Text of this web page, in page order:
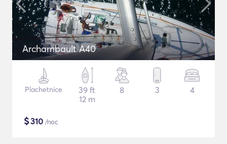
Archambault A40
Plachetnice
39 ft
12 m
8 3 4
$310 /noc